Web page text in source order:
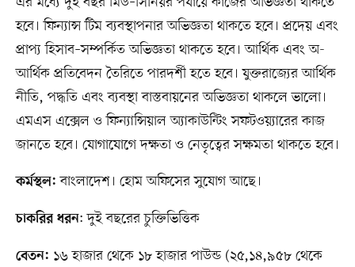
হবে। ফিন্যান্স টিম ব্যবস্থাপনার অভিজ্ঞতা থাকতে হবে। প্রদেয় এবং
প্রাপ্য হিসাব–সম্পর্কিত অভিজ্ঞতা থাকতে হবে। আর্থিক এবং অ-
আর্থিক প্রতিবেদন তৈরিতে পারদর্শী হতে হবে। যুক্তরাজ্যের আর্থিক
নীতি, পদ্ধতি এবং ব্যবস্থা বাস্তবায়নের অভিজ্ঞতা থাকলে ভালো।
এমএস এক্সেল ও ফিন্যান্সিয়াল অ্যাকাউন্টিং সফটওয়্যারের কাজ
জানতে হবে। যোগাযোগে দক্ষতা ও নেতৃত্বের সক্ষমতা থাকতে হবে।
কর্মস্থল: বাংলাদেশ। হোম অফিসের সুযোগ আছে।
চাকরির ধরন: দুই বছরের চুক্তিভিত্তিক
বেতন: ১৬ হাজার থেকে ১৮ হাজার পাউন্ড (২৫,১৪,৯৫৮ থেকে